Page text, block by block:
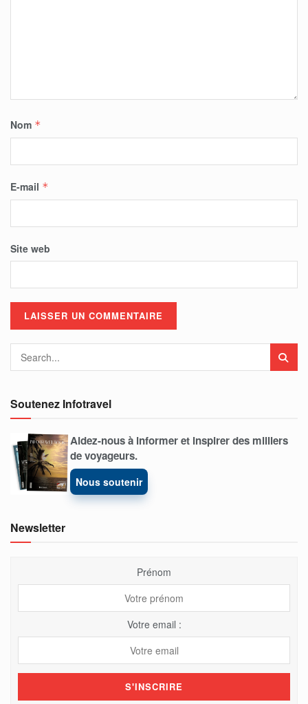
Nom *
E-mail *
Site web
Soutenez Infotravel
Aidez-nous à informer et inspirer des milliers
de voyageurs.
Nous soutenir
Newsletter
Prénom
Votre email :